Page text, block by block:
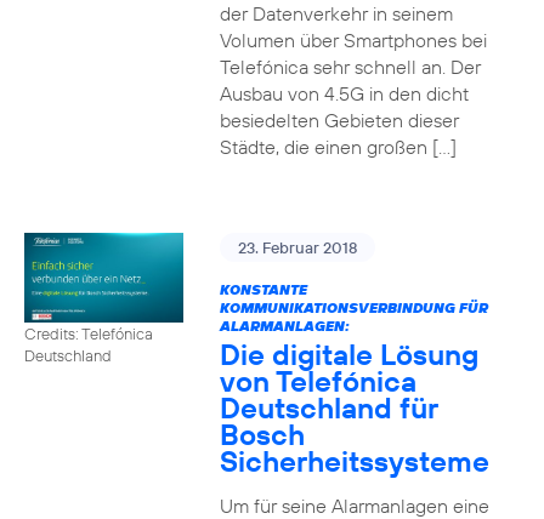
der Datenverkehr in seinem
Volumen über Smartphones bei
Telefónica sehr schnell an. Der
Ausbau von 4.5G in den dicht
besiedelten Gebieten dieser
Städte, die einen großen […]
Credits: Telefónica
Deutschland
23. Februar 2018
KONSTANTE
KOMMUNIKATIONSVERBINDUNG FÜR
ALARMANLAGEN:
Die digitale Lösung
von Telefónica
Deutschland für
Bosch
Sicherheitssysteme
Um für seine Alarmanlagen eine